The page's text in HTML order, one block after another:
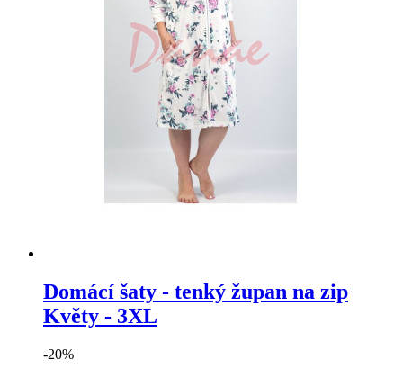
Domácí šaty - tenký župan na zip
Květy - 3XL
-20%